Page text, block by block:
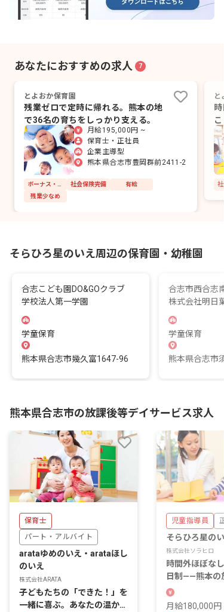
あなたにおすすめの求人 7
とよおか保育園
残業ゼロで定時に帰れる。熊本の地
で36名の育ちをしっかり支える。
月給195,000円 ~
保育士・正社員
企業主導型
熊本県合志市豊岡群前2411-2
社会保険完備
有給
残業少なめ
と
社
そらひろ星のいえ周辺の保育園・幼稚園
合志こども園DO&GOクラブ
学校法人第一学園
学童保育
熊本県合志市幾久富1647-96
合志市西合志
株式会社明日葉
学童保育
熊本県合志市
熊本県合志市の放課後等デイサービス求人
保育士
パート・アルバイト
arataゆめのいえ・arataほし
のいえ
株式会社ARATA
子どもたちの「できた！」を
一緒に喜ぶ。あなたの温かい
児童指導員
そらひろ星のい
株式会社ソラヒロ
時間外ほぼな
日制——熊本の
児童指導員と
ある。
月給180,000円 ~